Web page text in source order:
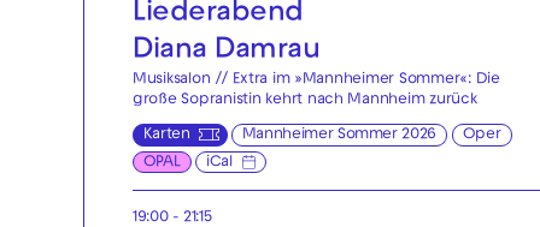
Liederabend
Diana Damrau
Musiksalon // Extra im »Mannheimer Sommer«: Die
große Sopranistin kehrt nach Mannheim zurück
Karten Mannheimer Sommer 2026
Oper
OPAL
iCal
19:00 - 21:15